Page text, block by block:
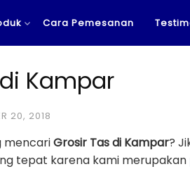
Cara Pemesanan
Kampar
20, 2018
mencariGrosir Tas di Kampar?
tepat karena kami merupakan